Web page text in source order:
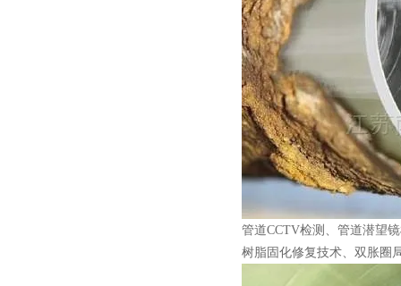
管道CCTV检测、管道潜望
树脂固化修复技术、双胀圈